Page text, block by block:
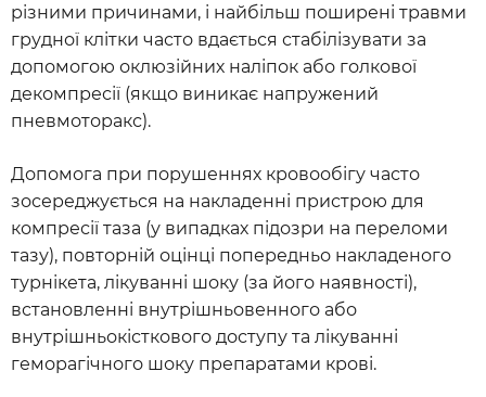
різними причинами, і найбільш поширені травми
грудної клітки часто вдається стабілізувати за
допомогою оклюзійних наліпок або голкової
декомпресії (якщо виникає напружений
пневмоторакс).
Допомога при порушеннях кровообігу часто
зосереджується на накладенні пристрою для
компресії таза (у випадках підозри на переломи
тазу), повторній оцінці попередньо накладеного
турнікета, лікуванні шоку (за його наявності),
встановленні внутрішньовенного або
внутрішньокісткового доступу та лікуванні
геморагічного шоку препаратами крові.